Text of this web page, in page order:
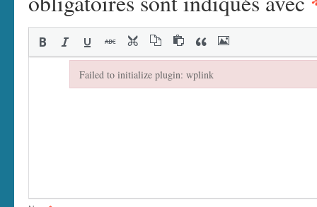
Failed to initialize plugin: wplink
Failed to initialize plugin: wplink